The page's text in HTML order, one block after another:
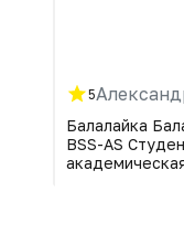
5
Балалайка
BSS-AS